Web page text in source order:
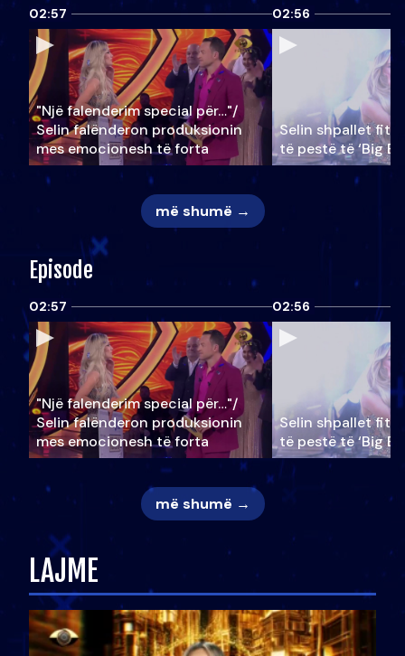
02:57
"Një falenderim special për…"/
Selin falënderon produksionin
mes emocionesh të forta
02:56
Selin shpallet
të pestë të ‘Big
më shumë →
Episode
02:57
"Një falenderim special për…"/
Selin falënderon produksionin
mes emocionesh të forta
02:56
Selin shpallet
të pestë të ‘Big
më shumë →
LAJME